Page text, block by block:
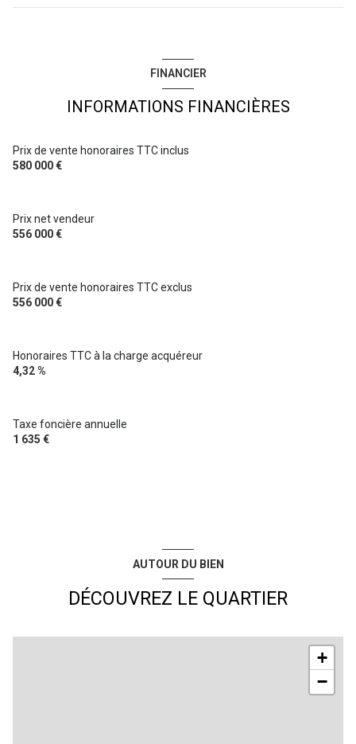
interphone
FINANCIER
INFORMATIONS FINANCIÈRES
Prix de vente honoraires TTC inclus
580 000 €
Prix net vendeur
556 000 €
Prix de vente honoraires TTC exclus
556 000 €
Honoraires TTC à la charge acquéreur
4,32 %
Taxe foncière annuelle
1 635 €
AUTOUR DU BIEN
DÉCOUVREZ LE QUARTIER
+
−